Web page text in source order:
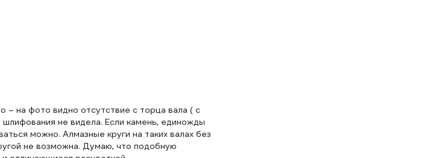
– на фото видно отсутствие с торца вала ( с
не видела. Если камень, единожды
можно. Алмазные круги на таких валах без
не возможна. Думаю, что подобную